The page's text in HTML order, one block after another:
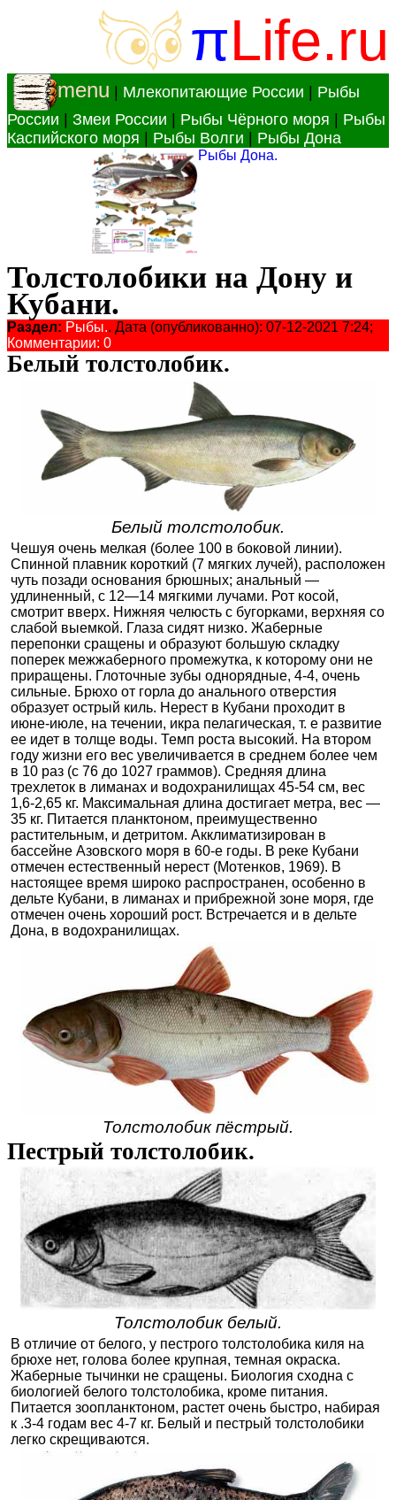
πLife.ru
menu Млекопитающие России
Рыбы
России
Змеи России Рыбы Чёрного моря
Рыбы
Каспийского моря
Рыбы Волги Рыбы Дона
Рыбы Дона.
Толстолобики на Дону и
Кубани.
Раздел: Рыбы.. Дата (опубликованно): 07-12-2021 7:24;
Комментарии: 0
Белый толстолобик.
Белый толстолобик.
Чешуя очень мелкая (более 100 в боковой линии).
Спинной плавник короткий (7 мягких лучей), расположен
чуть позади основания брюшных; анальный —
удлиненный, с 12—14 мягкими лучами. Рот косой,
смотрит вверх. Нижняя челюсть с бугорками, верхняя со
слабой выемкой. Глаза сидят низко. Жаберные
перепонки сращены и образуют большую складку
поперек межжаберного промежутка, к которому они не
приращены. Глоточные зубы однорядные, 4-4, очень
сильные. Брюхо от горла до анального отверстия
образует острый киль. Нерест в Кубани проходит в
июне-июле, на течении, икра пелагическая, т. е развитие
ее идет в толще воды. Темп роста высокий. На втором
году жизни его вес увеличивается в среднем более чем
в 10 раз (с 76 до 1027 граммов). Средняя длина
трехлеток в лиманах и водохранилищах 45-54 см, вес
1,6-2,65 кг. Максимальная длина достигает метра, вес —
35 кг. Питается планктоном, преимущественно
растительным, и детритом. Акклиматизирован в
бассейне Азовского моря в 60-е годы. В реке Кубани
отмечен естественный нерест (Мотенков, 1969). В
настоящее время широко распространен, особенно в
дельте Кубани, в лиманах и прибрежной зоне моря, где
отмечен очень хороший рост. Встречается и в дельте
Дона, в водохранилищах.
Толстолобик пёстрый.
Пестрый толстолобик.
Толстолобик белый.
В отличие от белого, у пестрого толстолобика киля на
брюхе нет, голова более крупная, темная окраска.
Жаберные тычинки не сращены. Биология сходна с
биологией белого толстолобика, кроме питания.
Питается зоопланктоном, растет очень быстро, набирая
к .3-4 годам вес 4-7 кг. Белый и пестрый толстолобики
легко скрещиваются.